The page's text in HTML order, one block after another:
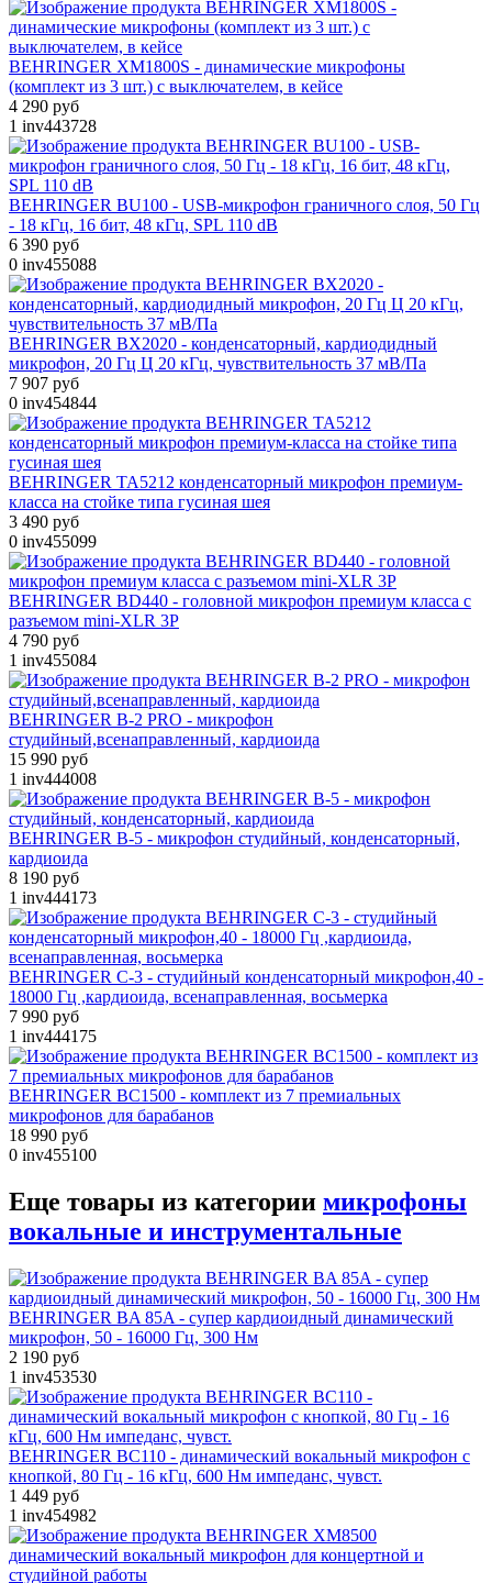
BEHRINGER XM1800S - динамические микрофоны
(комплект из 3 шт.) с выключателем, в кейсе
4 290 руб
1 inv443728
BEHRINGER BU100 - USB-микрофон граничного слоя, 50 Гц
- 18 кГц, 16 бит, 48 кГц, SPL 110 dB
6 390 руб
0 inv455088
BEHRINGER BX2020 - конденсаторный, кардиодидный
микрофон, 20 Гц Ц 20 кГц, чувствительность 37 мВ/Па
7 907 руб
0 inv454844
BEHRINGER TA5212 конденсаторный микрофон премиум-
класса на стойке типа гусиная шея
3 490 руб
0 inv455099
BEHRINGER BD440 - головной микрофон премиум класса с
разъемом mini-XLR 3P
4 790 руб
1 inv455084
BEHRINGER B-2 PRO - микрофон
студийный,всенаправленный, кардиоида
15 990 руб
1 inv444008
BEHRINGER B-5 - микрофон студийный, конденсаторный,
кардиоида
8 190 руб
1 inv444173
BEHRINGER C-3 - студийный конденсаторный микрофон,40 -
18000 Гц ,кардиоида, всенаправленная, восьмерка
7 990 руб
1 inv444175
BEHRINGER BC1500 - комплект из 7 премиальных
микрофонов для барабанов
18 990 руб
0 inv455100
Еще товары из категории микрофоны
вокальные и инструментальные
BEHRINGER BA 85A - супер кардиоидный динамический
микрофон, 50 - 16000 Гц, 300 Нм
2 190 руб
1 inv453530
BEHRINGER BC110 - динамический вокальный микрофон с
кнопкой, 80 Гц - 16 кГц, 600 Нм импеданс, чувст.
1 449 руб
1 inv454982